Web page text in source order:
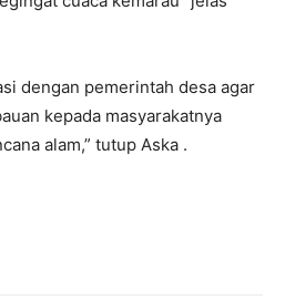
dengan pemerintah desa agar
kepada masyarakatnya
alam,” tutup Aska .